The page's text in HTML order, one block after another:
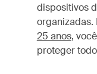
dispositivos
organizadas.
25 anos,
proteger